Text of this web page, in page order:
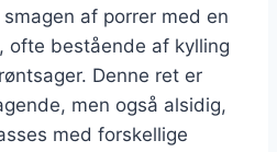
af porrer med en
ofte bestående af kylling
Denne ret er
men også alsidig,
med forskellige